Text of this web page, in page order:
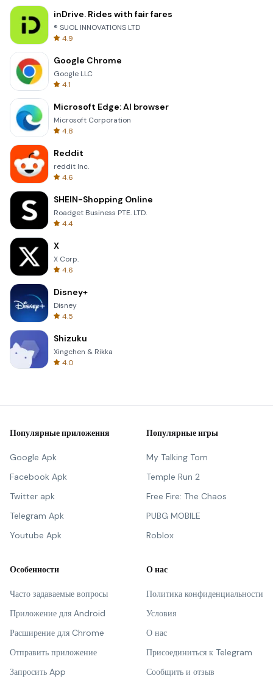
inDrive. Rides with fair fares
® SUOL INNOVATIONS LTD
4.9
Google Chrome
Google LLC
4.1
Microsoft Edge: AI browser
Microsoft Corporation
4.8
Reddit
reddit Inc.
4.6
SHEIN-Shopping Online
Roadget Business PTE. LTD.
4.4
X
X Corp.
4.6
Disney+
Disney
4.5
Shizuku
Xingchen & Rikka
4.0
Популярные приложения
Google Apk
Facebook Apk
Twitter apk
Telegram Apk
Youtube Apk
Популярные игры
My Talking Tom
Temple Run 2
Free Fire: The Chaos
PUBG MOBILE
Roblox
Особенности
Часто задаваемые вопросы
Приложение для Android
Расширение для Chrome
Отправить приложение
Запросить App
О нас
Политика конфиденциальности
Условия
О нас
Присоединиться к Telegram
Сообщить и отзыв